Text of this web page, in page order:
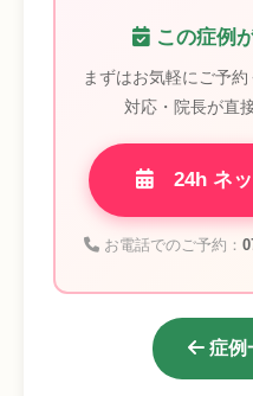
この症例
まずはお気軽にご予
対応・院長が直
24h ネッ
お電話でのご予約：
症例